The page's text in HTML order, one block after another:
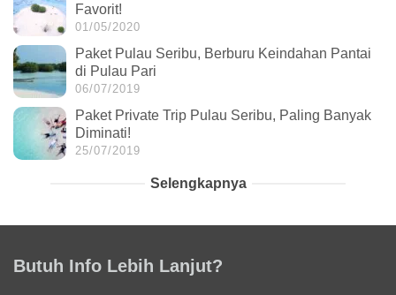
Favorit!
01/05/2020
Paket Pulau Seribu, Berburu Keindahan Pantai
di Pulau Pari
06/07/2019
Paket Private Trip Pulau Seribu, Paling Banyak
Diminati!
25/07/2019
Selengkapnya
Butuh Info Lebih Lanjut?